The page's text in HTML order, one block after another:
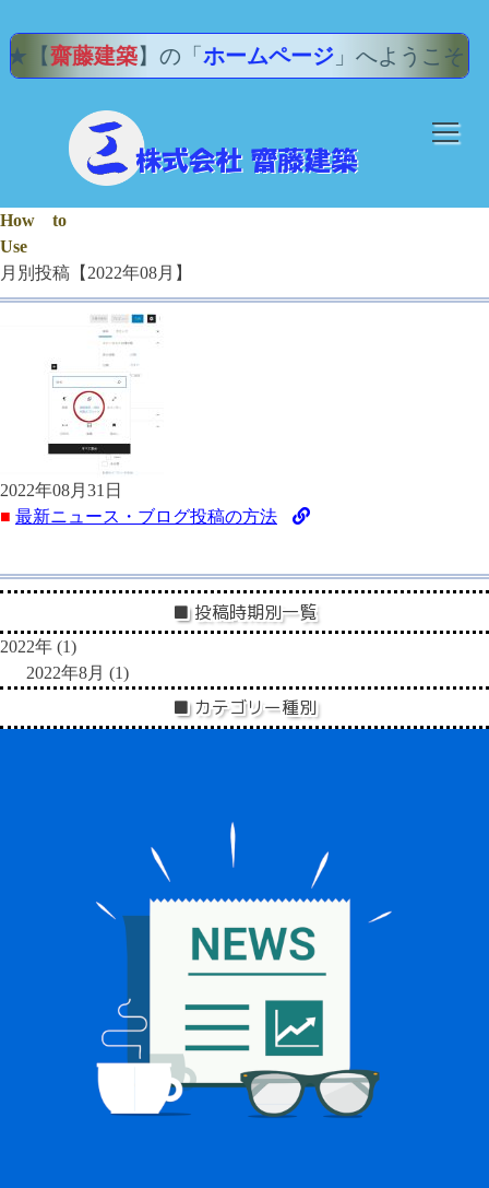
齋藤建築】の「ホームページ」へようこそ！
How to
Use
月別投稿【2022年08月】
2022年08月31日
■ 最新ニュース・ブログ投稿の方法
■ 投稿時期別一覧
2022年 (1)
2022年8月 (1)
■ カテゴリー種別